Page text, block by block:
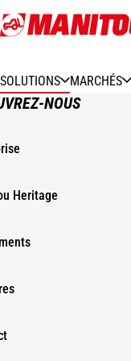
Aller
au
SOLUTIONS
MARCHÉS
NOUS
Heritage